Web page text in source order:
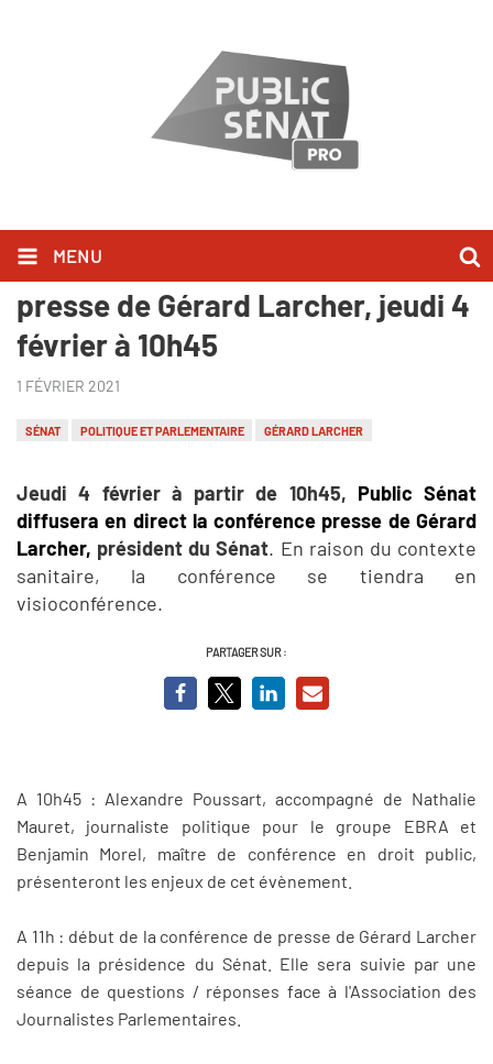
MENU
Edition spéciale conférence de
presse de Gérard Larcher, jeudi 4
février à 10h45
1 FÉVRIER 2021
SÉNAT POLITIQUE ET PARLEMENTAIRE GÉRARD LARCHER
Jeudi 4 février à partir de 10h45, Public Sénat
diffusera en direct la conférence presse de Gérard
Larcher, président du Sénat. En raison du contexte
sanitaire, la conférence se tiendra en
visioconférence.
PARTAGER SUR :
A 10h45 : Alexandre Poussart, accompagné de Nathalie
Mauret, journaliste politique pour le groupe EBRA et
Benjamin Morel, maître de conférence en droit public,
présenteront les enjeux de cet évènement.
A 11h : début de la conférence de presse de Gérard Larcher
depuis la présidence du Sénat. Elle sera suivie par une
séance de questions / réponses face à l'Association des
Journalistes Parlementaires.